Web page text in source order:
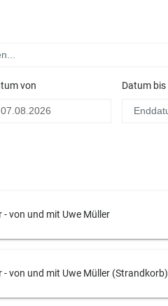
von Datum bis
- von und mit Uwe Müller
- von und mit Uwe Müller (Strandkorb)